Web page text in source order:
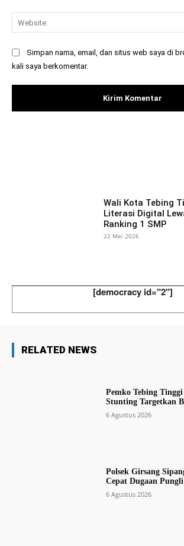
Simpan nama, email, dan situs web saya di
kali saya berkomentar.
Wali Kota Tebing
Literasi Digital
Ranking 1 SMP
22 Mei 2026
[democracy id="2"]
RELATED NEWS
Pemko Tebing
Stunting Targetkan
6 Agustus 2026
Polsek Girsang
Cepat Dugaan
6 Agustus 2026